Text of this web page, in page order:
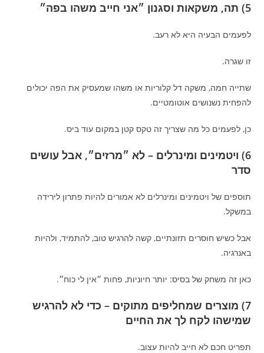
5) תה, משקאות וסגנון ״אני חייב משהו בפה״
לפעמים הבעיה היא לא רעב.
זו שגרה.
שתייה חמה, משקה דל קלוריות או משהו שמעסיק את הפה יכולים
להפחית נשנושים אוטומטיים.
כן, לפעמים כל מה שצריך זה טקס קטן במקום עוד ביס.
6) ויטמינים ומינרלים – לא ״מרזים״, אבל עושים
סדר
תוספים של ויטמינים ומינרלים לא אמורים להיות פתרון לירידה
במשקל.
אבל כשיש חוסרים תזונתיים, קשה להרגיש טוב, להתמיד, ולהיות
באנרגיה.
כאן זה משחק של בסיס: יותר חיוניות, פחות ״אין לי כוח״.
7) מוצרים שמחליפים מתוקים – כדי לא להרגיש
שמישהו לקח לך את החיים
תפריט חכם לא חייב להיות עצוב.